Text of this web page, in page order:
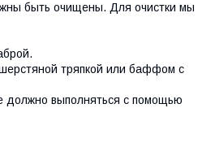
быть очищены. Для очистки мы
тряпкой или баффом с
должно выполняться с помощью